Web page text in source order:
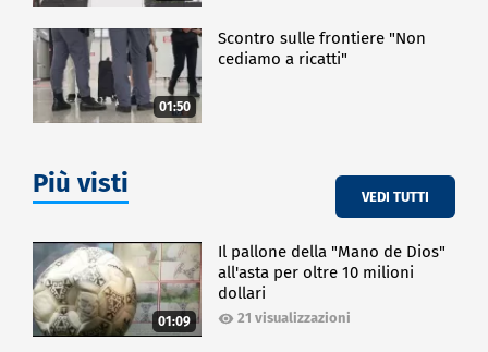
01:50
Scontro sulle frontiere "Non
cediamo a ricatti"
Più visti VEDI TUTTI
01:09
Il pallone della "Mano de Dios"
all'asta per oltre 10 milioni
dollari
21 visualizzazioni